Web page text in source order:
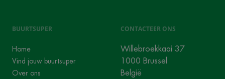
BUURTSUPER
Home
Vind jouw buurtsuper
Over ons
CONTACTEER ONS
Willebroekkaai 37
1000 Brussel
België